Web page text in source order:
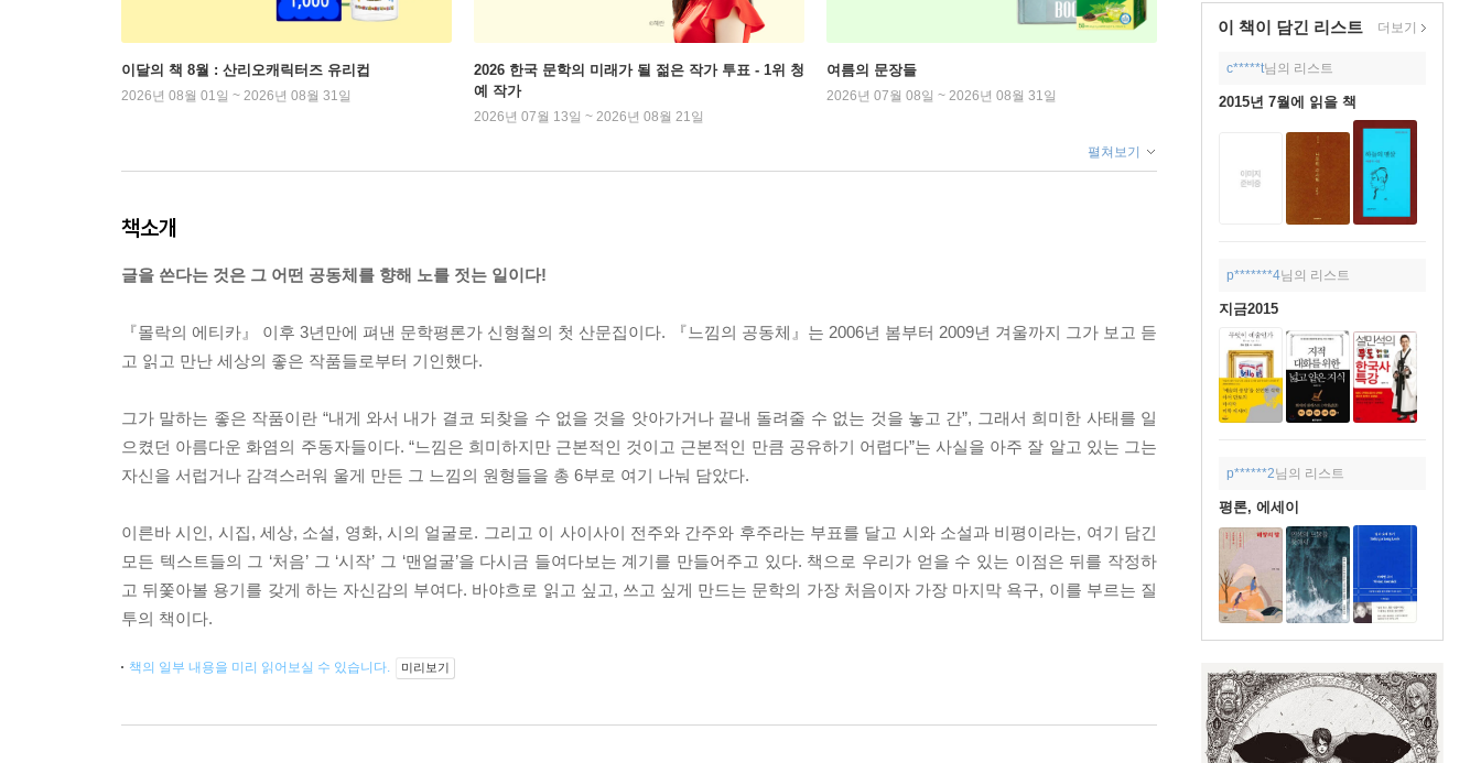
이 책이 담긴 리스트 더보기
c*****t님의 리스트
2015년 7월에 읽을 책
p*******4님의 리스트
지금2015
p******2님의 리스트
평론, 에세이
이달의 책 8월 : 산리오캐릭터즈 유리컵
2026년 08월 01일 ~ 2026년 08월 31일
2026 한국 문학의 미래가 될 젊은 작가 투표 - 1위 청
예 작가
2026년 07월 13일 ~ 2026년 08월 21일
여름의 문장들
2026년 07월 08일 ~ 2026년 08월 31일
펼쳐보기
책소개
글을 쓴다는 것은 그 어떤 공동체를 향해 노를 젓는 일이다!
『몰락의 에티카』 이후 3년만에 펴낸 문학평론가 신형철의 첫 산문집이다. 『느낌의 공동체』는 2006년 봄부터 2009년 겨울까지 그가 보고 듣
고 읽고 만난 세상의 좋은 작품들로부터 기인했다.
그가 말하는 좋은 작품이란 “내게 와서 내가 결코 되찾을 수 없을 것을 앗아가거나 끝내 돌려줄 수 없는 것을 놓고 간”, 그래서 희미한 사태를 일
으켰던 아름다운 화염의 주동자들이다. “느낌은 희미하지만 근본적인 것이고 근본적인 만큼 공유하기 어렵다”는 사실을 아주 잘 알고 있는 그는
자신을 서럽거나 감격스러워 울게 만든 그 느낌의 원형들을 총 6부로 여기 나눠 담았다.
이른바 시인, 시집, 세상, 소설, 영화, 시의 얼굴로. 그리고 이 사이사이 전주와 간주와 후주라는 부표를 달고 시와 소설과 비평이라는, 여기 담긴
모든 텍스트들의 그 ‘처음’ 그 ‘시작’ 그 ‘맨얼굴’을 다시금 들여다보는 계기를 만들어주고 있다. 책으로 우리가 얻을 수 있는 이점은 뒤를 작정하
고 뒤쫓아볼 용기를 갖게 하는 자신감의 부여다. 바야흐로 읽고 싶고, 쓰고 싶게 만드는 문학의 가장 처음이자 가장 마지막 욕구, 이를 부르는 질
투의 책이다.
책의 일부 내용을 미리 읽어보실 수 있습니다. 미리보기